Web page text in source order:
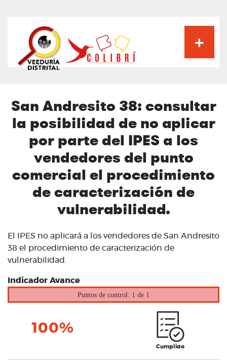
principal
San Andresito 38: consultar
la posibilidad de no aplicar
por parte del IPES a los
vendedores del punto
comercial el procedimiento
de caracterización de
vulnerabilidad.
El IPES no aplicará a los vendedores de San Andresito
38 el procedimiento de caracterización de
vulnerabilidad.
Indicador Avance
Puntos de control: 1 de 1
100%
Cumplido